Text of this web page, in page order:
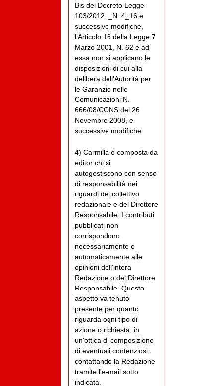
Bis del Decreto Legge
103/2012, _N. 4_16 e
successive modifiche,
l’Articolo 16 della Legge 7
Marzo 2001, N. 62 e ad
essa non si applicano le
disposizioni di cui alla
delibera dell'Autorità per
le Garanzie nelle
Comunicazioni N.
666/08/CONS del 26
Novembre 2008, e
successive modifiche.
4) Carmilla è composta da
editor chi si
autogestiscono con senso
di responsabilità nei
riguardi del collettivo
redazionale e del Direttore
Responsabile. I contributi
pubblicati non
corrispondono
necessariamente e
automaticamente alle
opinioni dell'intera
Redazione o del Direttore
Responsabile. Questo
aspetto va tenuto
presente per quanto
riguarda ogni tipo di
azione o richiesta, in
un'ottica di composizione
di eventuali contenziosi,
contattando la Redazione
tramite l'e-mail sotto
indicata.